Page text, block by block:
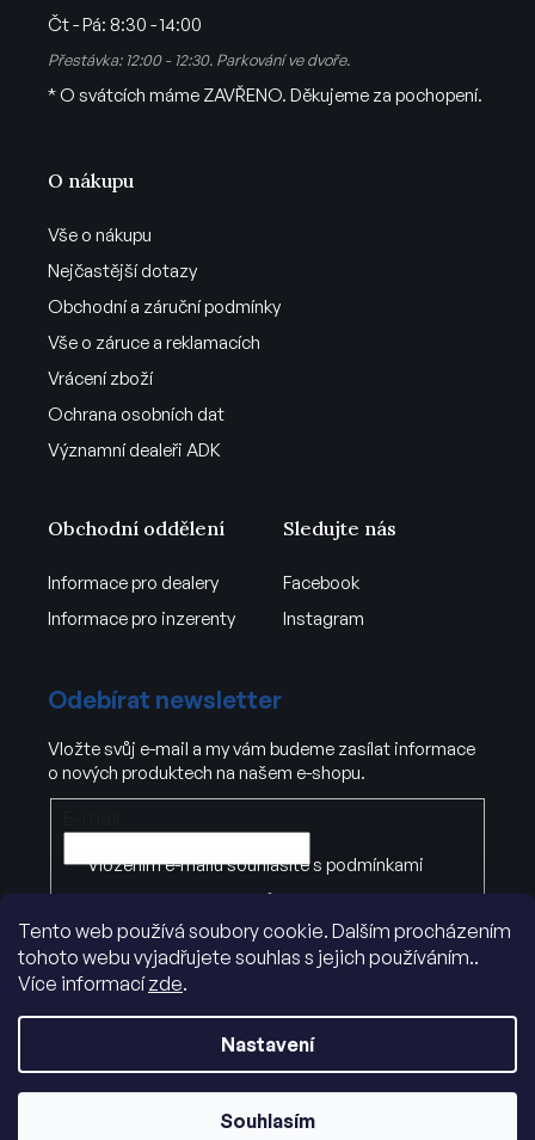
Tento web používá soubory cookie. Dalším procházením
tohoto webu vyjadřujete souhlas s jejich používáním..
Více informacízde.
Nastavení
Souhlasím
O nákupu
Vše o nákupu
Nejčastější dotazy
Obchodní a záruční podmínky
Vše o záruce a reklamacích
Vrácení zboží
Ochrana osobních dat
Významní dealeři ADK
Čt - Pá: 8:30 - 14:00
Přestávka: 12:00 - 12:30. Parkování ve dvoře.
* O svátcích máme ZAVŘENO. Děkujeme za pochopení.
Obchodní oddělení
Informace pro dealery
Informace pro inzerenty
Sledujte nás
Facebook
Instagram
Odebírat newsletter
Vložte svůj e-mail a my vám budeme zasílat informace
o nových produktech na našem e-shopu.
Vložením e-mailu souhlasíte s podmínkami
ochrany osobních údajů
PŘIHLÁSIT SE
Vytvořil Shoptet|Dostmedia